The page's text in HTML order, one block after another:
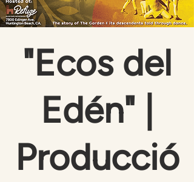
"Ecos del
Edén" |
Producció